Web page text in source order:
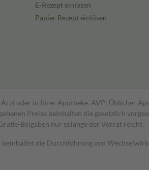
E-Rezept einlösen
Papier Rezept einlösen
oder in Ihrer Apotheke. AVP: Üblicher
Preise beinhalten die gesetzlich
Beigaben nur solange der Vorrat reicht.
die Durchführung von